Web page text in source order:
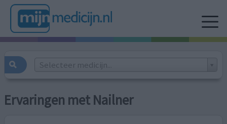
Selecteer medicijn...
Ervaringen met Nailner